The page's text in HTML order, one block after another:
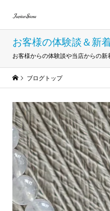
お客様の体験談＆新
お客様からの体験談や当店からの新
ブログトップ